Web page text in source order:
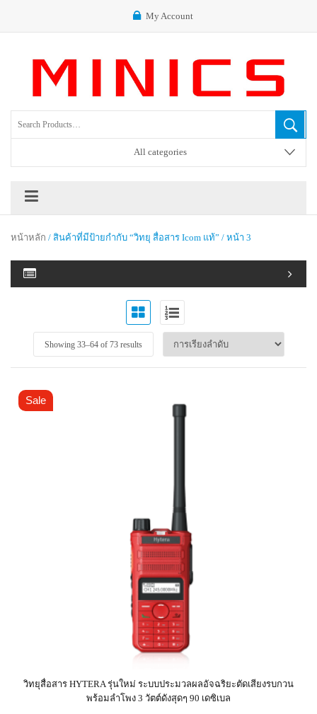
My Account
All categories
หน้าหลัก / สินค้าที่มีป้ายกำกับ “วิทยุ สื่อสาร Icom แท้” / หน้า 3
Showing 33–64of 73 results
Sale
วิทยุสื่อสาร HYTERA รุ่นใหม่ ระบบประมวลผลอัจฉริยะตัดเสียงรบกวน
พร้อมลำโพง 3 วัตต์ดังสุดๆ 90 เดซิเบล